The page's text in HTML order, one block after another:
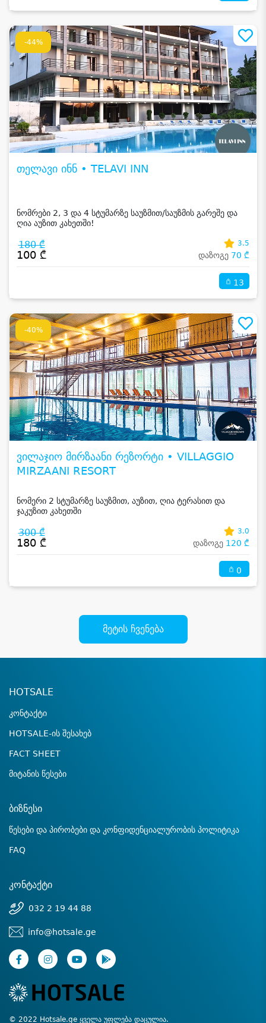
-44%
თელავი ინნ • TELAVI INN
ნომრები 2, 3 და 4 სტუმარზე საუზმით/საუზმის გარეშე და
ღია აუზით კახეთში!
180 ₾
100 ₾
3.5
დაზოგე 70 ₾
13
-40%
ვილაჯიო მირზაანი რეზორტი • VILLAGGIO
MIRZAANI RESORT
ნომერი 2 სტუმარზე საუზმით, აუზით, ღია ტერასით და
ჯაკუზით კახეთში
300 ₾
180 ₾
3.0
დაზოგე 120 ₾
0
მეტის ჩვენება
HOTSALE
კონტაქტი
HOTSALE-ის შესახებ
FACT SHEET
მიტანის წესები
ბიზნესი
წესები და პირობები და კონფიდენციალურობის პოლიტიკა
FAQ
კონტაქტი
032 2 19 44 88
info@hotsale.ge
© 2022 Hotsale.ge ყველა უფლება დაცულია.